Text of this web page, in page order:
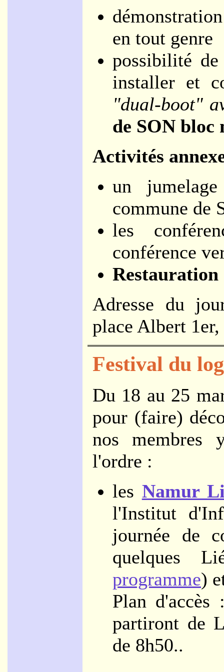
en tout genre
possibilité
installer et
"dual-boot"
de SON bloc
Activités
un
commune de
les
conférence
Restauration
Adresse du
place Albert
Festival du
Du 18 au 25
pour (faire)
nos membres
l'ordre :
les Namur
l'Institut
journée de
quelques
programme)
Plan
partiront de
de 8h50..